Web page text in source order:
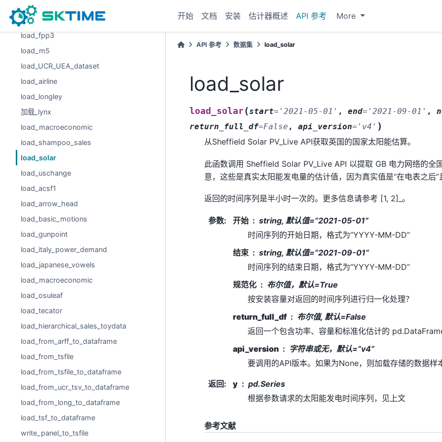
开始 文档 安装 估计器概述 API 参考 More
数据集
load_forecastingdata
load_fpp3
load_m5
load_UCR_UEA_dataset
load_airline
load_longley
加载_lynx
load_macroeconomic
load_shampoo_sales
load_solar
load_uschange
load_acsf1
load_arrow_head
load_basic_motions
load_gunpoint
load_italy_power_demand
load_japanese_vowels
load_macroeconomic
load_osuleaf
load_tecator
load_hierarchical_sales_toydata
load_from_arff_to_dataframe
load_from_tsfile
load_from_tsfile_to_dataframe
load_from_ucr_tsv_to_dataframe
load_from_long_to_dataframe
load_tsf_to_dataframe
write_panel_to_tsfile
API 参考 数据集 load_solar
load_solar
load_solar(start= '2021-05-01' , end= '2021-09-01' ,
return_full_df=False , api_version= 'v4' )
从Sheffield Solar PV_Live API获取英国的国家太阳能估算。
此函数调用 Sheffield Solar PV_Live API 以提取 GB 电力网络的全
意，这些是真实太阳能发电量的估计值，因为真实值是“在电表之后”
返回的时间序列是半小时一次的。更多信息请参考 [1, 2]_。
参数: 开始
string, 默认值=”2021-05-01”
时间序列的开始日期，格式为“YYYY-MM-DD”
结束
string, 默认值=”2021-09-01”
时间序列的结束日期，格式为“YYYY-MM-DD”
规范化
布尔值，默认=True
按安装容量对返回的时间序列进行归一化处理？
return_full_df
布尔值, 默认=False
返回一个包含功率、容量和标准化估计的
api_version
字符串或无，默认=”v4”
要调用的API版本。如果为None，则加载存储的数据样
返回: y
pd.Series
根据参数请求的太阳能发电时间序列，见上文
参考文献